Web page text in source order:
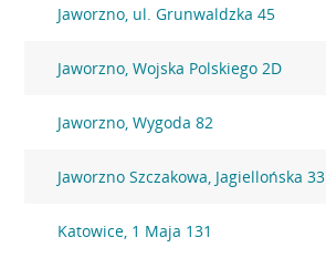
Jaworzno, ul. Grunwaldzka 45
Jaworzno, Wojska Polskiego 2D
Jaworzno, Wygoda 82
Jaworzno Szczakowa, Jagiellońska 33
Katowice, 1 Maja 131